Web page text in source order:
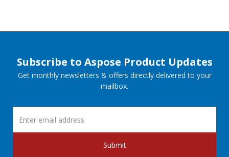
Subscribe to Aspose Product Updates
Get monthly newsletters & offers directly delivered to your
mailbox.
Submit